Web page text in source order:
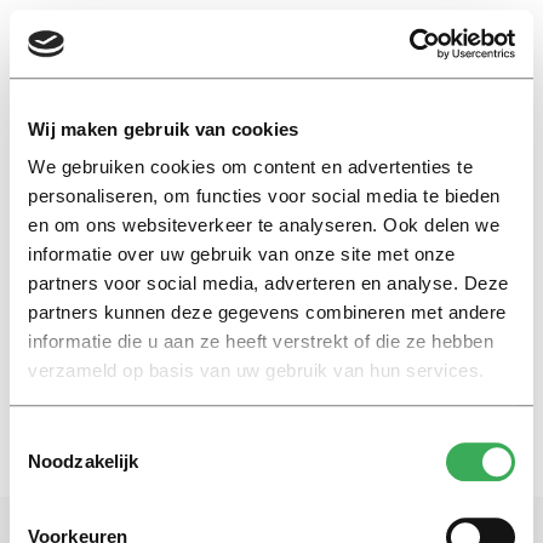
Wij maken gebruik van cookies
We gebruiken cookies om content en advertenties te
personaliseren, om functies voor social media te bieden
en om ons websiteverkeer te analyseren. Ook delen we
informatie over uw gebruik van onze site met onze
partners voor social media, adverteren en analyse. Deze
partners kunnen deze gegevens combineren met andere
informatie die u aan ze heeft verstrekt of die ze hebben
verzameld op basis van uw gebruik van hun services.
Noodzakelijk
Voorkeuren
EN
spreekrecht
Nieuws
Slachtoffers mogen meer
zeggen in de rechtszaal
14 april 2016